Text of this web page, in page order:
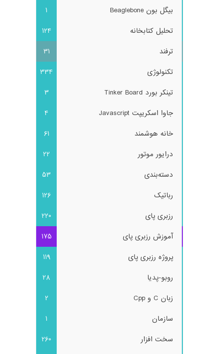
بیگل بون Beaglebone
1
تحلیل کتابخانه
124
ترفند
31
تکنولوژی
334
تینکر بورد Tinker Board
3
جاوا اسکریپت Javascript
4
خانه هوشمند
61
درایور موتور
22
دسته‌بندی
53
رباتیک
126
رزبری پای
220
آموزش رزبری پای
175
پروژه رزبری پای
119
روبو-پدیا
28
زبان C و Cpp
2
سازمان
1
سخت افزار
260